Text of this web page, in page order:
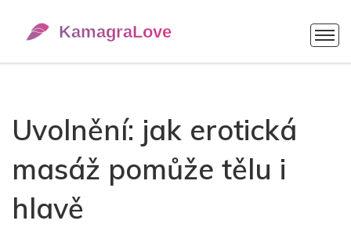
Uvolnění: jak erotická
masáž pomůže tělu i
hlavě